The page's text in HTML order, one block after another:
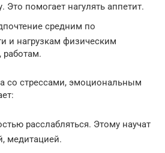
Это помогает нагулять аппетит.
средним по
и нагрузкам физическим
со стрессами, эмоциональным
расслабляться. Этому научат
медитацией.